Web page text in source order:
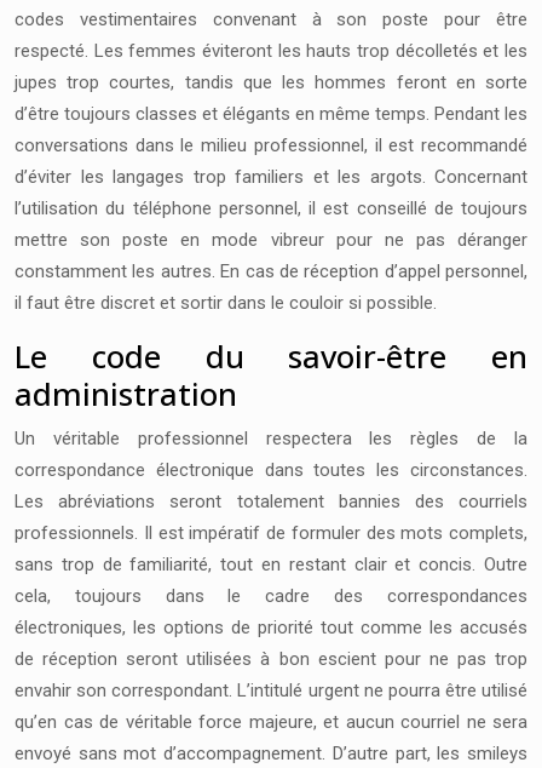
codes vestimentaires convenant à son poste pour être
respecté. Les femmes éviteront les hauts trop décolletés et les
jupes trop courtes, tandis que les hommes feront en sorte
d’être toujours classes et élégants en même temps. Pendant les
conversations dans le milieu professionnel, il est recommandé
d’éviter les langages trop familiers et les argots. Concernant
l’utilisation du téléphone personnel, il est conseillé de toujours
mettre son poste en mode vibreur pour ne pas déranger
constamment les autres. En cas de réception d’appel personnel,
il faut être discret et sortir dans le couloir si possible.
Le code du savoir-être en
administration
Un véritable professionnel respectera les règles de la
correspondance électronique dans toutes les circonstances.
Les abréviations seront totalement bannies des courriels
professionnels. Il est impératif de formuler des mots complets,
sans trop de familiarité, tout en restant clair et concis. Outre
cela, toujours dans le cadre des correspondances
électroniques, les options de priorité tout comme les accusés
de réception seront utilisées à bon escient pour ne pas trop
envahir son correspondant. L’intitulé urgent ne pourra être utilisé
qu’en cas de véritable force majeure, et aucun courriel ne sera
envoyé sans mot d’accompagnement. D’autre part, les smileys